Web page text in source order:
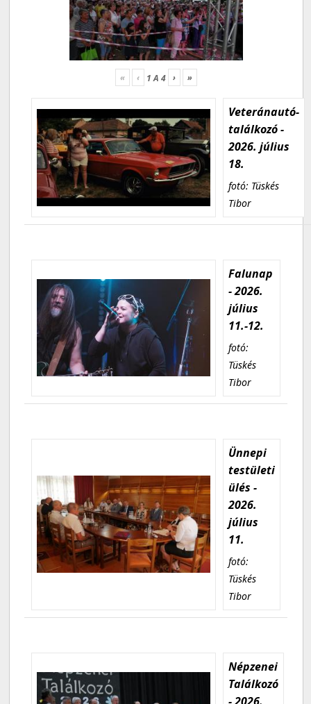
« ‹ 1A 4 › »
Veteránautó-
találkozó -
2026. július
18.
fotó: Tüskés
Tibor
Falunap
- 2026.
július
11.-12.
fotó:
Tüskés
Tibor
Ünnepi
testületi
ülés -
2026.
július
11.
fotó:
Tüskés
Tibor
Népzenei
Találkozó